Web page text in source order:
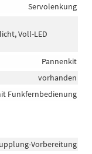
Servolenkung
Voll-LED
Pannenkit
vorhanden
Funkfernbedienung
Vorbereitung